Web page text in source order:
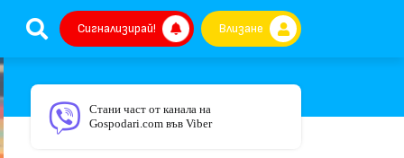
Сигнализирай! Влизане
Стани част от канала на
Gospodari.com във Viber